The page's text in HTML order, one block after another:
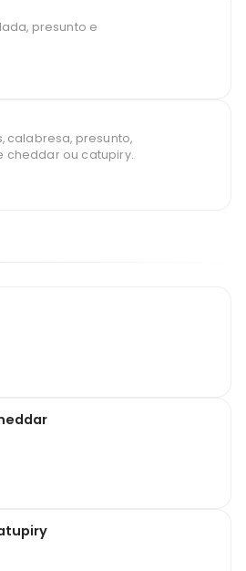
presunto e
calabresa, presunto,
cheddar ou catupiry.